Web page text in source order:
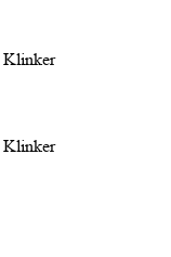
Klinker
Klinker